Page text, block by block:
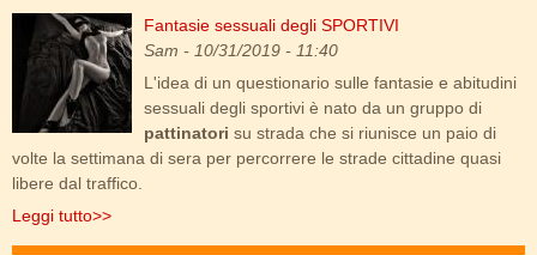
legata.jpg
Fantasie sessuali degli SPORTIVI
Sam - 10/31/2019 - 11:40
L'idea di un questionario sulle fantasie e abitudini
sessuali degli sportivi è nato da un gruppo di
pattinatori su strada che si riunisce un paio di
volte la settimana di sera per percorrere le strade cittadine quasi
libere dal traffico.
Leggi tutto>>